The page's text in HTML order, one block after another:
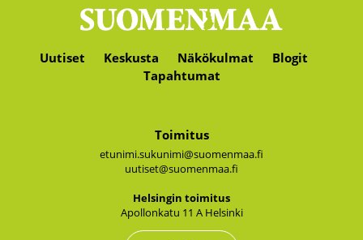
Uutiset Keskusta Näkökulmat
Blogit
Tapahtumat
Toimitus
etunimi.sukunimi@suomenmaa.fi
uutiset@suomenmaa.fi
Hel­sin­gin toi­mi­tus
Apol­lon­ka­tu 11 A Hel­sin­ki